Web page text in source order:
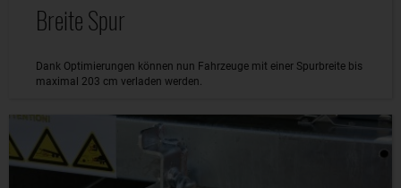
Breite Spur
Dank Optimierungen können nun Fahrzeuge mit einer Spurbreite bis
maximal 203 cm verladen werden.